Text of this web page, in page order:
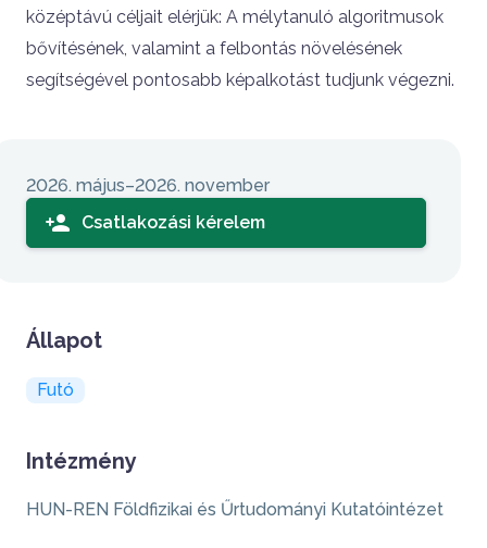
középtávú céljait elérjük: A mélytanuló algoritmusok
bővítésének, valamint a felbontás növelésének
segítségével pontosabb képalkotást tudjunk végezni.
2026. május–2026. november
person_add Csatlakozási kérelem
Állapot
Futó
Intézmény
HUN-REN Földfizikai és Űrtudományi Kutatóintézet